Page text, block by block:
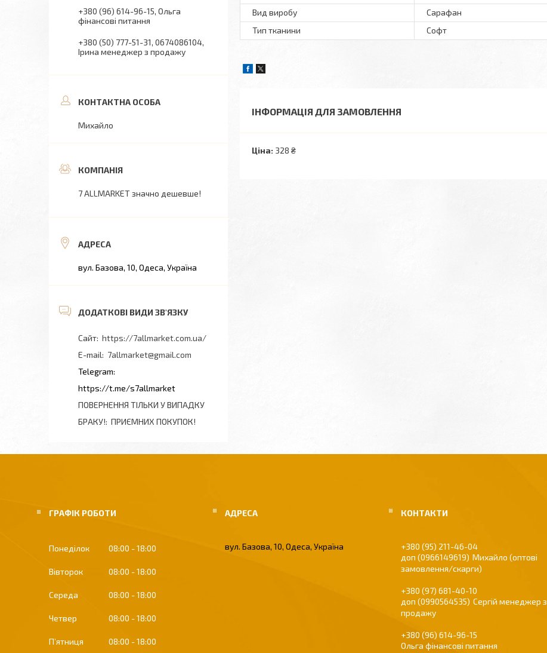
Вид виробу
Сарафан
Тип тканини
Софт
ІНФОРМАЦІЯ ДЛЯ ЗАМОВЛЕННЯ
Ціна: 328 ₴
+380 (96) 614-96-15 Ольга
фінансові питання
+380 (50) 777-51-31 0674086104
Ірина менеджер з продажу
Михайло
7 ALLMARKET значно дешевше!
вул. Базова, 10, Одеса, Україна
https://7allmarket.com.ua/
7allmarket@gmail.com
https://t.me/s7allmarket
ПОВЕРНЕННЯ ТІЛЬКИ У ВИПАДКУ
БРАКУ! ПРИЄМНИХ ПОКУПОК!
ГРАФІК РОБОТИ
Понеділок 08:00 18:00
Вівторок 08:00 18:00
Середа 08:00 18:00
Четвер 08:00 18:00
Пʼятниця 08:00 18:00
вул. Базова, 10, Одеса, Україна
+380 (95) 211-46-04
0966149619
Михайло (оптові
замовлення/скарги)
+380 (97) 681-40-10
0990564535
Сергій менеджер з
продажу
+380 (96) 614-96-15
Ольга фінансові питання